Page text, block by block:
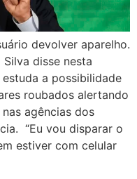
devolver aparelho.
disse nesta
a possibilidade
roubados alertando
agências dos
“Eu vou disparar o
estiver com celular